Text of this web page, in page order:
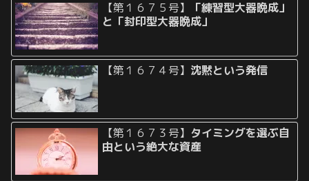
【第１６７５号】
「練習型大器晩成」
と「封印型大器晩成」
【第１６７４号】 沈黙という発信
【第１６７３号】 タイミングを選ぶ自
由という絶大な資産